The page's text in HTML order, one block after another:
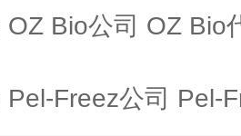
OZ Bio公司 OZ Bio
Pel-Freez公司 Pel-